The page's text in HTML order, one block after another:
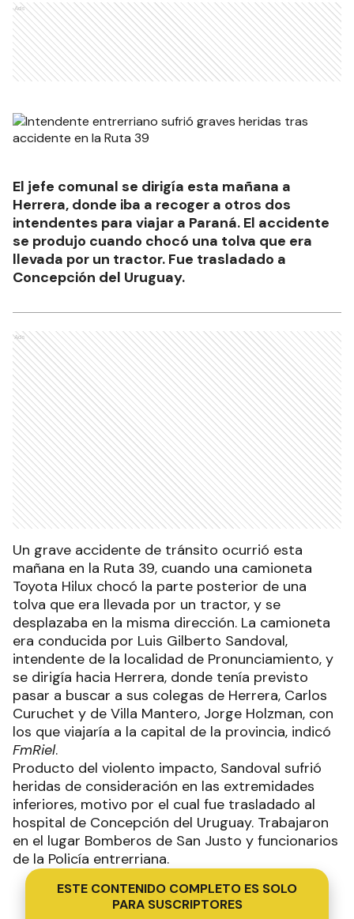
Ads
El jefe comunal se dirigía esta mañana a
Herrera, donde iba a recoger a otros dos
intendentes para viajar a Paraná. El accidente
se produjo cuando chocó una tolva que era
llevada por un tractor. Fue trasladado a
Concepción del Uruguay.
Ads
Un grave accidente de tránsito ocurrió esta
mañana en la Ruta 39, cuando una camioneta
Toyota Hilux chocó la parte posterior de una
tolva que era llevada por un tractor, y se
desplazaba en la misma dirección. La camioneta
era conducida por Luis Gilberto Sandoval,
intendente de la localidad de Pronunciamiento, y
se dirigía hacia Herrera, donde tenía previsto
pasar a buscar a sus colegas de Herrera, Carlos
Curuchet y de Villa Mantero, Jorge Holzman, con
los que viajaría a la capital de la provincia, indicó
FmRiel.
Producto del violento impacto, Sandoval sufrió
heridas de consideración en las extremidades
inferiores, motivo por el cual fue trasladado al
hospital de Concepción del Uruguay. Trabajaron
en el lugar Bomberos de San Justo y funcionarios
de la Policía entrerriana.
ESTE CONTENIDO COMPLETO ES SOLO
PARA SUSCRIPTORES